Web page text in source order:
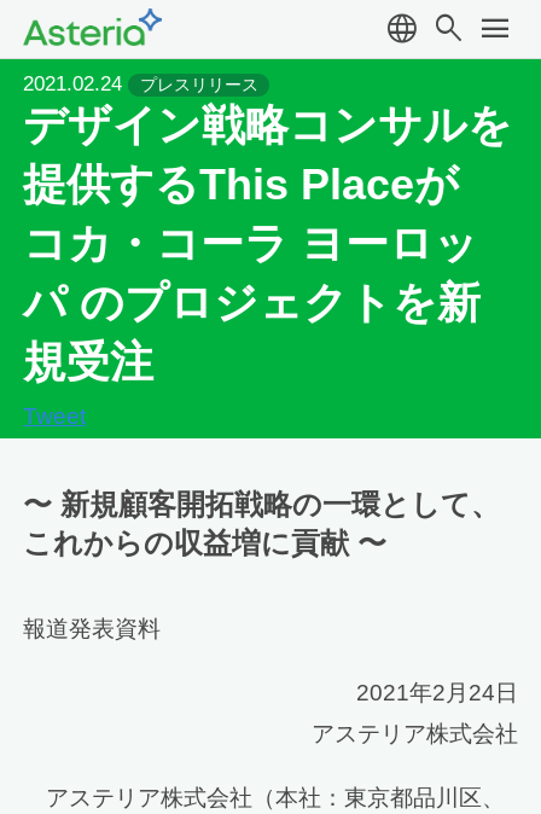
language search menu
2021.02.24 プレスリリース
デザイン戦略コンサルを
提供するThis Placeが
コカ・コーラ ヨーロッ
パ のプロジェクトを新
規受注
Tweet
〜 新規顧客開拓戦略の一環として、
これからの収益増に貢献 〜
報道発表資料
2021年2月24日
アステリア株式会社
アステリア株式会社（本社：東京都品川区、